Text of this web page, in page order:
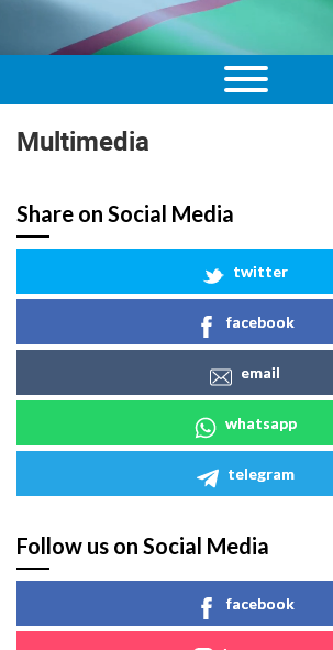
Multimedia
Share on Social Media
twitter
facebook
email
whatsapp
telegram
Follow us on Social Media
facebook